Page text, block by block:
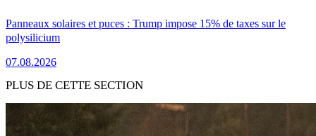
Panneaux solaires et puces : Trump impose 15% de taxes sur le
polysilicium
07.08.2026
PLUS DE CETTE SECTION